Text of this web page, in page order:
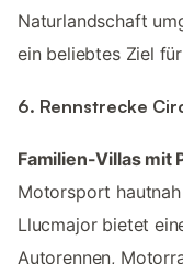
Naturlandschaft
ein beliebtes Ziel
6. Rennstrecke
Familien-Villas mit
Motorsport
Llucmajor bietet
Autorennen,